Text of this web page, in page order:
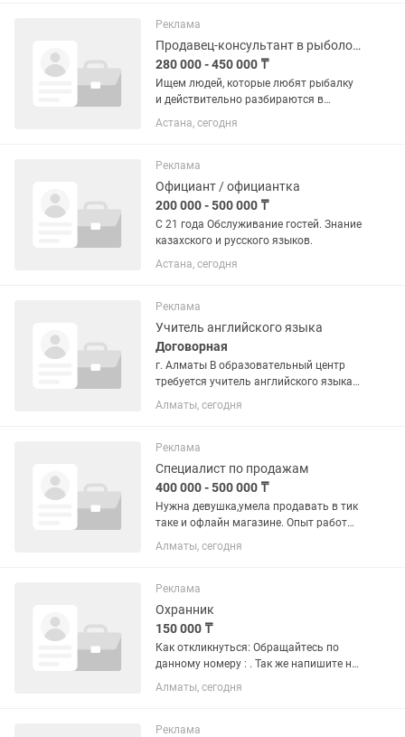
казахским языками. •...
Реклама
Продавец-консультант в рыболовный магазин
280 000 - 450 000 ₸
Ищем людей, которые любят рыбалку
и действительно разбираются в
снастях. 📍 Адрес работы: г. Астана ул.
Нажимеденова, 4 ЖК Highvill Ishim
+ 2% от личных...
Астана, сегодня
Реклама
Официант / официантка
200 000 - 500 000 ₸
С 21 года Обслуживание гостей. Знание
казахского и русского языков.
Астана, сегодня
Реклама
Учитель английского языка
Договорная
г. Алматы В образовательный центр
требуется учитель английского языка.
Уровень Английского языка С1 Языки:
казахский, русский, английский График:
Адрес:...
Алматы, сегодня
Реклама
Специалист по продажам
400 000 - 500 000 ₸
Нужна девушка,умела продавать в тик
таке и офлайн магазине. Опыт работы
менее 1 -го года, знание казахского и
русского языка, знание компьютера,
правилам своей...
Алматы, сегодня
Реклама
Охранник
150 000 ₸
Как откликнуться: Обращайтесь по
данному номеру : . Так же напишите на
какую вакансию претендуете , и
прикрепите резюме !!! Заработная
Алматы, сегодня
Реклама